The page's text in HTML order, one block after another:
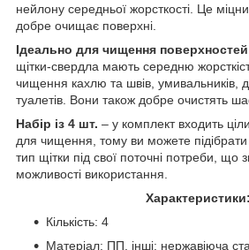
нейлону середньої жорсткості. Це
добре очищає поверхні.
Ідеально для чищення поверхностей
щітки-свердла мають середню
чищення кахлю та швів, умивальників,
туалетів. Вони також добре очистять
Набір із 4 шт. – у комплект входить
для чищення, тому ви можете підібрати
тип щітки під свої поточні потреби, що
можливості використання.
Характеристики:
Кількість: 4
Матеріал: ПП, інші: нержавіюча